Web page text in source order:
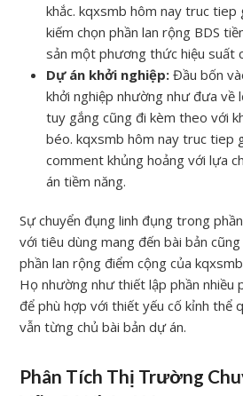
khắc. kqxsmb hôm nay truc tiep
kiếm chọn phần lan rộng BDS
sản một phương thức hiệu suất
Dự án khởi nghiệp: Đầu bốn
khởi nghiệp nhường như đưa về
tuy gắng cũng đi kèm theo với
béo. kqxsmb hôm nay truc tiep
comment khủng hoảng với lựa
án tiềm năng.
Sự chuyển đụng linh đụng trong
với tiêu dùng mang đến bài bản
phần lan rộng điểm cộng của
Họ nhường như thiết lập phần nhiều
để phù hợp với thiết yếu cố kỉnh thể
vẫn từng chủ bài bản dự án.
Phân Tích Thị Trường